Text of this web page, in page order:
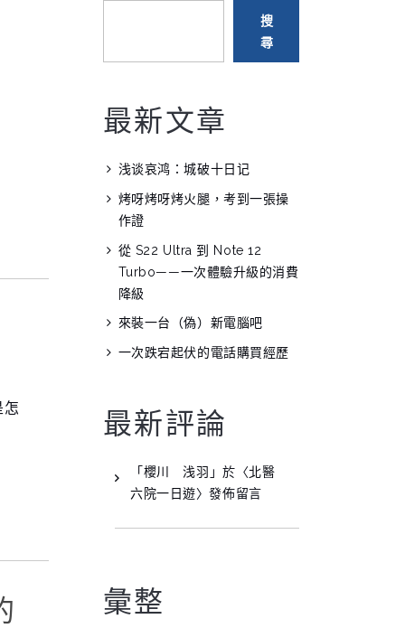
怎
搜
尋
最新文章
浅谈哀鸿：城破十日记
烤呀烤呀烤火腿，考到一張操
作證
從 S22 Ultra 到 Note 12
Turbo——一次體驗升級的消費
降級
來裝一台（偽）新電腦吧
一次跌宕起伏的電話購買經歷
最新評論
「 櫻川 浅羽 」於〈北醫
六院一日遊〉發佈留言
彙整